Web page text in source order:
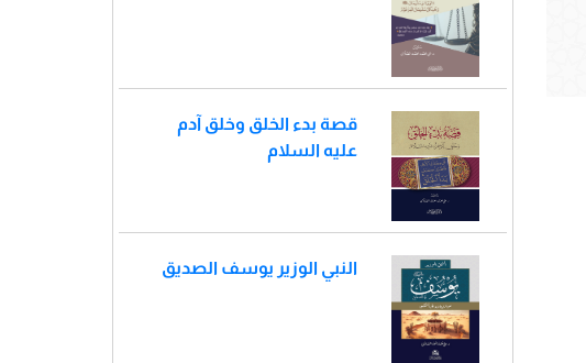
قصة بدء الخلق وخلق آدم
عليه السلام
النبي الوزير يوسف الصديق